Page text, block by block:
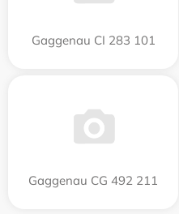
Gaggenau CI 283 101
Gaggenau CG 492 211